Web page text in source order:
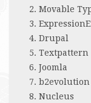
Movable
Drupal
Textpattern
Joomla
b2evolution
Nucleus